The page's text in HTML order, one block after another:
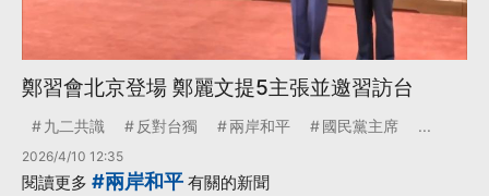
鄭習會北京登場 鄭麗文提5主張並邀習訪台
九二共識 反對台獨 兩岸和平 國民黨主席 ...
2026/4/10 12:35
閱讀更多 #兩岸和平 有關的新聞